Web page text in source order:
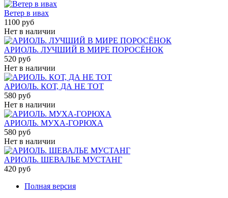
Ветер в ивах
1100 руб
Нет в наличии
АРИОЛЬ. ЛУЧШИЙ В МИРЕ ПОРОСЁНОК
520 руб
Нет в наличии
АРИОЛЬ. КОТ, ДА НЕ ТОТ
580 руб
Нет в наличии
АРИОЛЬ. МУХА-ГОРЮХА
580 руб
Нет в наличии
АРИОЛЬ. ШЕВАЛЬЕ МУСТАНГ
420 руб
Полная версия